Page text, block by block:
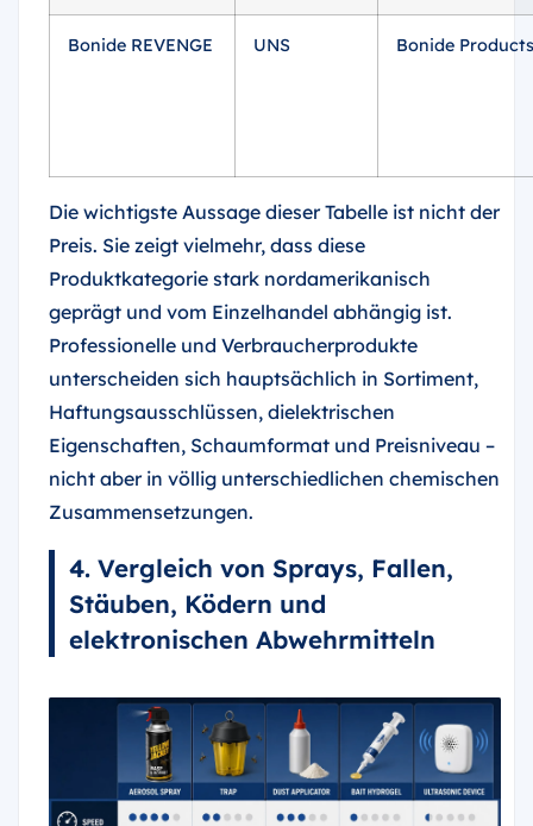
Bonide REVENGE UNS Bonide
Die wichtigste Aussage dieser Tabelle ist nicht der
Preis. Sie zeigt vielmehr, dass diese
Produktkategorie stark nordamerikanisch
geprägt und vom Einzelhandel abhängig ist.
Professionelle und Verbraucherprodukte
unterscheiden sich hauptsächlich in Sortiment,
Haftungsausschlüssen, dielektrischen
Eigenschaften, Schaumformat und Preisniveau –
nicht aber in völlig unterschiedlichen chemischen
Zusammensetzungen.
4. Vergleich von Sprays, Fallen,
Stäuben, Ködern und
elektronischen Abwehrmitteln